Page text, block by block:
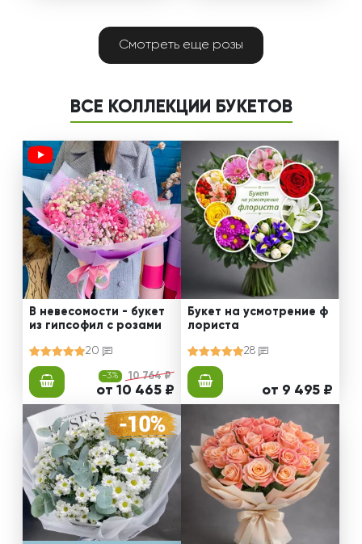
Смотреть еще розы
ВСЕ КОЛЛЕКЦИИ БУКЕТОВ
В невесомости - букет
из гипсофил с розами
20
-3% 10 764 ₽
от 10 465 ₽
Букет на усмотрение ф
лориста
28
от 9 495 ₽